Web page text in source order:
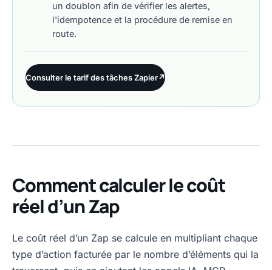
un doublon afin de vérifier les alertes,
l'idempotence et la procédure de remise en
route.
Consulter le tarif des tâches Zapier↗
Comment calculer le coût
réel d’un Zap
Le coût réel d’un Zap se calcule en multipliant chaque
type d’action facturée par le nombre d’éléments qui la